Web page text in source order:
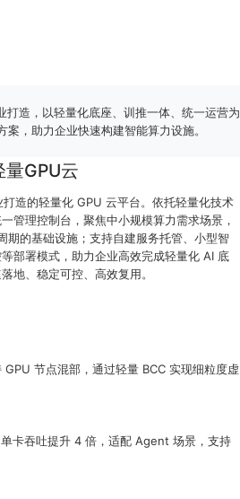
造，以轻量化底座、训推一体、统一运营为
，助力企业快速构建智能算力设施。
GPU云
造的轻量化 GPU 云平台。依托轻量化技术
管理控制台，聚焦中小规模算力需求场景，
期的基础设施；支持自建服务托管、小型智
部署模式，助力企业高效完成轻量化 AI 底
地、稳定可控、高效复用。
节点混部，通过轻量 BCC 实现细粒度虚
卡吞吐提升 4 倍，适配 Agent 场景，支持